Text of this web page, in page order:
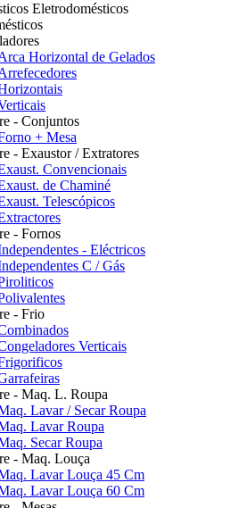
Eletrodomésticos
Horizontal de Gelados
- Conjuntos
+ Mesa
- Exaustor / Extratores
Convencionais
de Chaminé
Telescópicos
- Fornos
- Eléctricos
C / Gás
- Frio
Verticais
- Maq. L. Roupa
Lavar / Secar Roupa
Lavar Roupa
Secar Roupa
- Maq. Louça
Lavar Louça 45 Cm
Lavar Louça 60 Cm